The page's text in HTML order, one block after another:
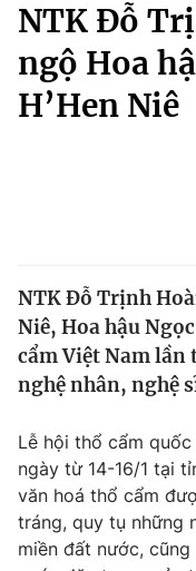
Chuyên mục
Chính trị
Thế giới
Tin tức
Thế giới đó đây
Câu chuyện quốc tế
Kinh tế
Tài chính
Thị trường
Góc doanh nghiệp
Dữ liệu và đời
Truyền hình
Pháp luật
Thể thao
Truyền hình
NTK Đỗ
ngộ Hoa
H’Hen Niê
NTK Đỗ Trịnh
Niê, Hoa hậu
cẩm Việt Nam lần
nghệ nhân, nghệ
Lễ hội thổ cẩm
ngày từ 14-16/1 tại
văn hoá thổ cẩm
tráng, quy tụ những
miền đất nước,